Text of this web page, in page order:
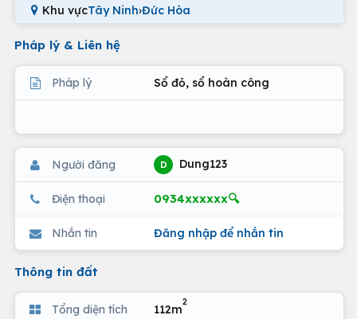
Khu vựcTây Ninh›Đức Hòa
Pháp lý & Liên hệ
Pháp lý Sổ đỏ, sổ hoàn công
Người đăng D Dung123
Điện thoại 0934xxxxxx🔍
Nhắn tin Đăng nhập để nhắn tin
Thông tin đất
Tổng diện tích 112m
2